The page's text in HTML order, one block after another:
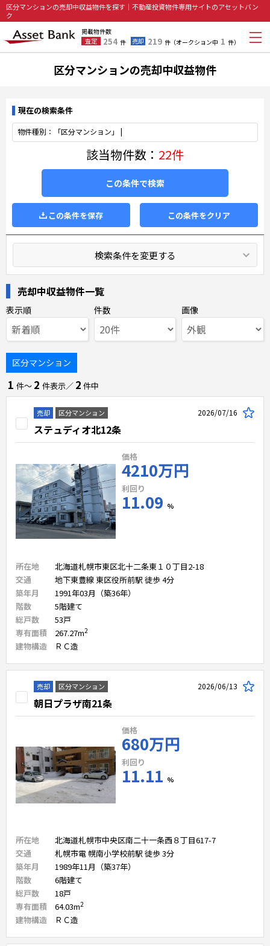
区分マンションの売却中収益物件を探す｜不動産投資物件専用サイトのアセットバン
ク
掲載物件数
査定
254 件 売却 219 件（オークション中 1 件）
区分マンションの売却中収益物件
現在の検索条件
物件種別：「区分マンション」 |
該当物件数： 22件
この条件で検索
この条件を保存 この条件をクリア
検索条件を変更する
売却中収益物件一覧
表示順 件数 画像
区分マンション
1 件〜 2 件表示／ 2 件中
売却 区分マンション
ステュディオ北12条
2026/07/16
価格
4210万円
利回り
11.09 %
所在地
北海道札幌市東区北十二条東１０丁目2-18
交通
地下東豊線 東区役所前駅 徒歩 4分
築年月
1991年03月（築36年）
階数
5階建て
総戸数
53戸
専有面積
267.27m2
建物構造 ＲＣ造
売却 区分マンション
朝日プラザ南21条
2026/06/13
価格
680万円
利回り
11.11 %
所在地
北海道札幌市中央区南二十一条西８丁目617-7
交通
札幌市電 幌南小学校前駅 徒歩 3分
築年月
1989年11月（築37年）
階数
6階建て
総戸数
18戸
専有面積
64.03m2
建物構造 ＲＣ造